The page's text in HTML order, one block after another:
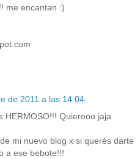
me encantan :)
de 2011 a las 14:04
HERMOSO!!! Quierooo jaja
mi nuevo blog x si querés darte
a ese bebote!!!